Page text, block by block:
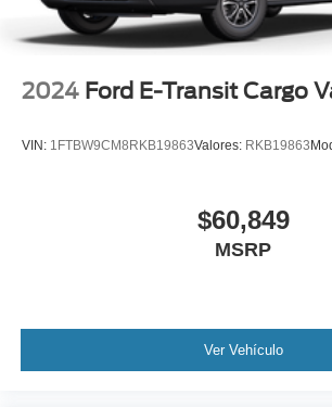
2024 Ford E-Transit Cargo
VIN: 1FTBW9CM8RKB19863Valores: RKB19863
$60,849
MSRP
Ver Vehículo